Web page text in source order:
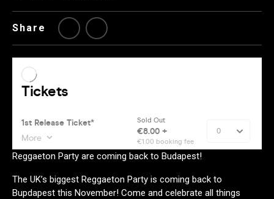
Share
Reggaeton Party are coming back to Budapest!
The UK’s biggest Reggaeton Party is coming back to
Bupdapest this November! Come and celebrate all things